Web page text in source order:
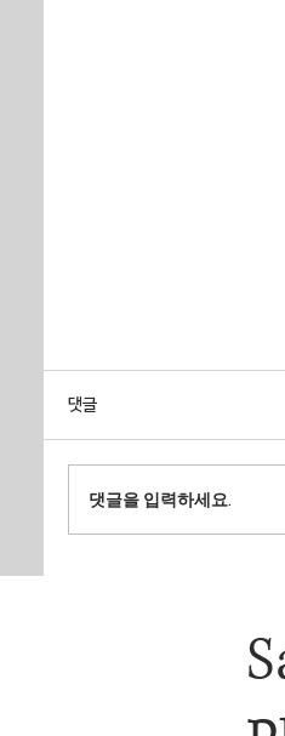
댓글
댓글을 입력하세요.